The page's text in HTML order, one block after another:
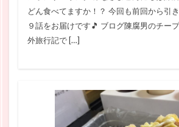
どん食べてますか！？ 今回も前回から引
９話をお届けです🎵 ブログ陳腐男のチー
外旅行記で […]